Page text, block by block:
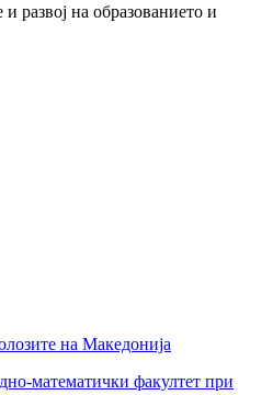
развој на образованието и
на Македонија
математички факултет при